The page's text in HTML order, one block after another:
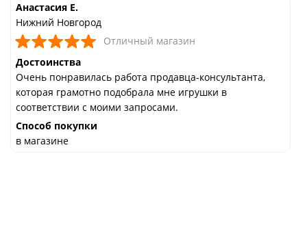
Анастасия Е.
Нижний Новгород
Отличный магазин
Достоинства
Очень понравилась работа продавца-консультанта,
которая грамотно подобрала мне игрушки в
соответствии с моими запросами.
Способ покупки
в магазине